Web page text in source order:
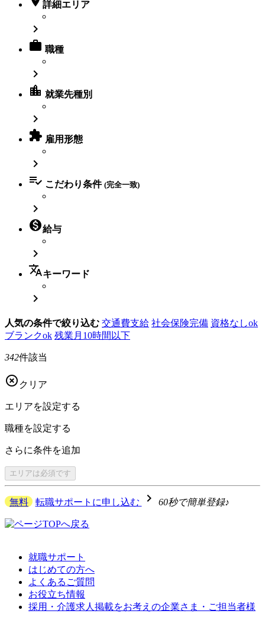
詳細エリア

 職種

location_city 就業先種別

 雇用形態

 こだわり条件 (完全一致)

給与

translateキーワード

人気の条件で絞り込む 交通費支給 社会保険完備 資格なしok
ブランクok 残業月10時間以下
342件該当
 クリア
エリアを設定する
職種を設定する
さらに条件を追加
エリアは必須です
無料 転職サポートに申し込む navigate_next 60秒で簡単登録♪
就職サポート
はじめての方へ
よくあるご質問
お役立ち情報
採用・介護求人掲載をお考えの企業さま・ご担当者様